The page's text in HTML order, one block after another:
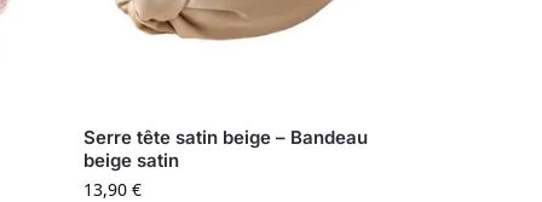
Serre tête satin beige – Bandeau
beige satin
13,90€